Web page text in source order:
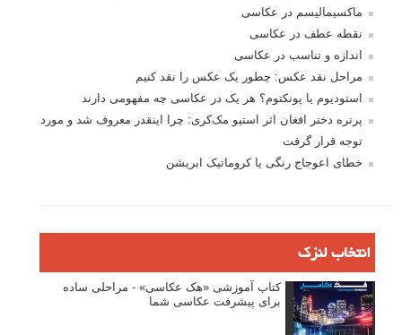
ماکسیمالیسم در عکاسی
نقطه عطف در عکاسی
اندازه و تناسب در عکاسی
مراحل نقد عکس: چطور یک عکس را نقد کنیم
استودیوم یا پونکتوم؟ هر یک در عکاسی چه مفهومی دارند
پرتره دختر افغان اثر استیو مک‌کری: چرا اینقدر معروف شد و مورد
توجه قرار گرفت
خطای اعوجاج رنگی یا کروماتیک ابریشن
انتخاب لنزک
کتاب آموزشی «هک عکاسی» - مراحلی ساده
برای پیشرفت عکاسی شما